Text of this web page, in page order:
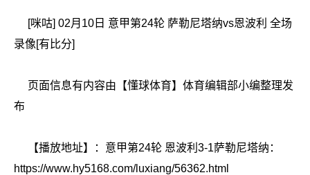
[咪咕] 02月10日 意甲第24轮 萨勒尼塔纳vs恩波利 全场
录像[有比分]
页面信息有内容由【懂球体育】体育编辑部小编整理发
布
【播放地址】： 意甲第24轮 恩波利3-1萨勒尼塔纳 ：
https://www.hy5168.com/luxiang/56362.html